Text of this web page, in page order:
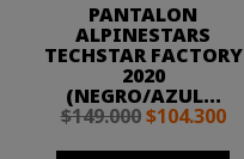
PANTALON
ALPINESTARS
TECHSTAR FACTORY
2020
(NEGRO/AZUL...
$149.000 $104.300